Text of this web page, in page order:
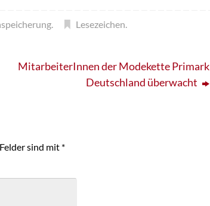
. Lesezeichen.
MitarbeiterInnen der Modekette Primark
Deutschland überwacht
sind mit *